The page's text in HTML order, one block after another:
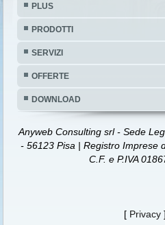
PLUS
PRODOTTI
SERVIZI
OFFERTE
DOWNLOAD
Anyweb Consulting srl - Sede
- 56123 Pisa | Registro Imprese
C.F. e P.IVA
[ Privacy ]